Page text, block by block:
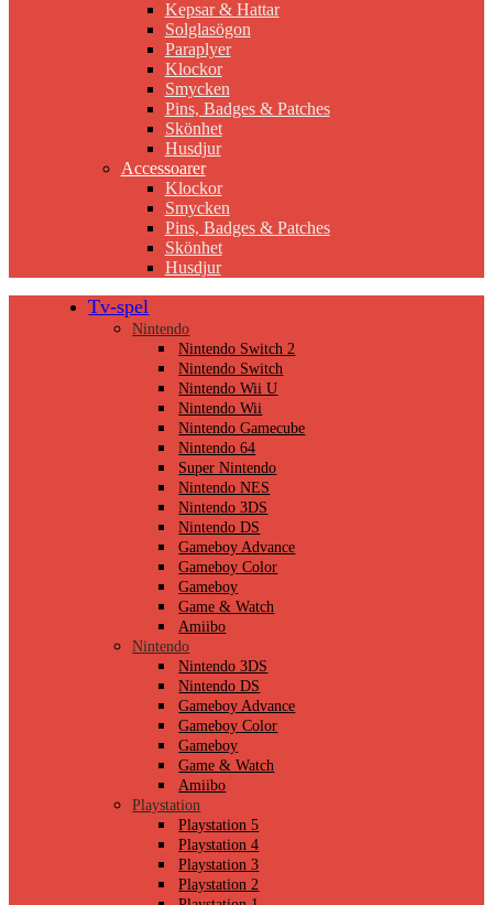
Kepsar & Hattar
Solglasögon
Paraplyer
Klockor
Smycken
Pins, Badges & Patches
Skönhet
Husdjur
Accessoarer
Klockor
Smycken
Pins, Badges & Patches
Skönhet
Husdjur
Tv-spel
Nintendo
Nintendo Switch 2
Nintendo Switch
Nintendo Wii U
Nintendo Wii
Nintendo Gamecube
Nintendo 64
Super Nintendo
Nintendo NES
Nintendo 3DS
Nintendo DS
Gameboy Advance
Gameboy Color
Gameboy
Game & Watch
Amiibo
Nintendo
Nintendo 3DS
Nintendo DS
Gameboy Advance
Gameboy Color
Gameboy
Game & Watch
Amiibo
Playstation
Playstation 5
Playstation 4
Playstation 3
Playstation 2